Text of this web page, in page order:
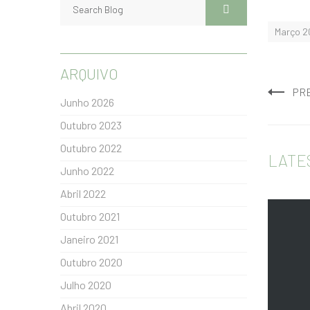
Março
ARQUIVO
Junho 2026
Outubro 2023
Outubro 2022
Junho 2022
Abril 2022
Outubro 2021
Janeiro 2021
Outubro 2020
Julho 2020